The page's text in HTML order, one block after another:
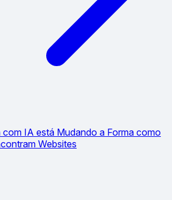
IA está Mudando a Forma como
Websites